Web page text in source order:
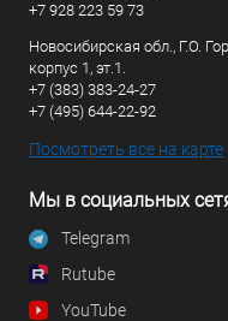
+7 928 223 59 73
Новосибирская обл., Г.О.
корпус 1, эт.1.
+7 (383) 383-24-27
+7 (495) 644-22-92
Посмотреть все на карте
Мы в социальных
Telegram
Rutube
YouTube